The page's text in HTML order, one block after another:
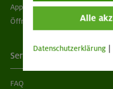
App "Mein DAV+"
Öffnungszeiten
Services
FAQ
Alle
Datenschutzerklärung